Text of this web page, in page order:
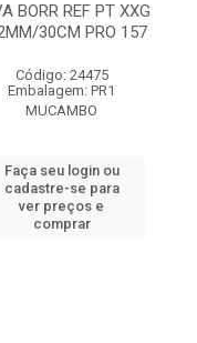
BORR REF PT XXG
30CM PRO 157
Código: 24475
Embalagem: PR1
MUCAMBO
Faça seu login ou
cadastre-se para
ver preços e
comprar